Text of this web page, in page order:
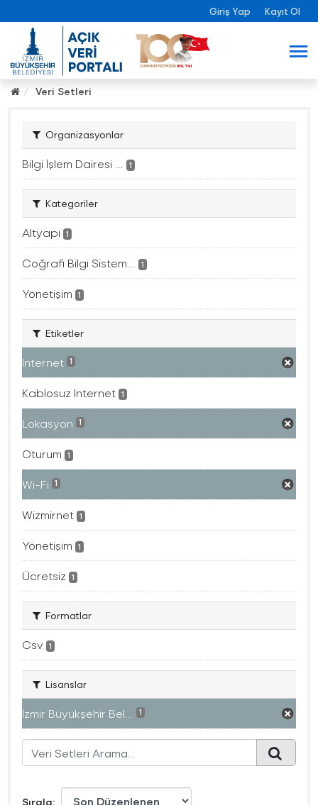
Giriş Yap Kayıt Ol
Veri Setleri
Organizasyonlar
Bilgi İşlem Dairesi ... 1
Kategoriler
Altyapı 1
Coğrafi Bilgi Sistem... 1
Yönetişim 1
Etiketler
Internet 1
Kablosuz Internet 1
Lokasyon 1
Oturum 1
Wi-Fi 1
Wizmirnet 1
Yönetişim 1
Ücretsiz 1
Formatlar
Csv 1
Lisanslar
İzmir Büyükşehir Bel... 1
Sırala